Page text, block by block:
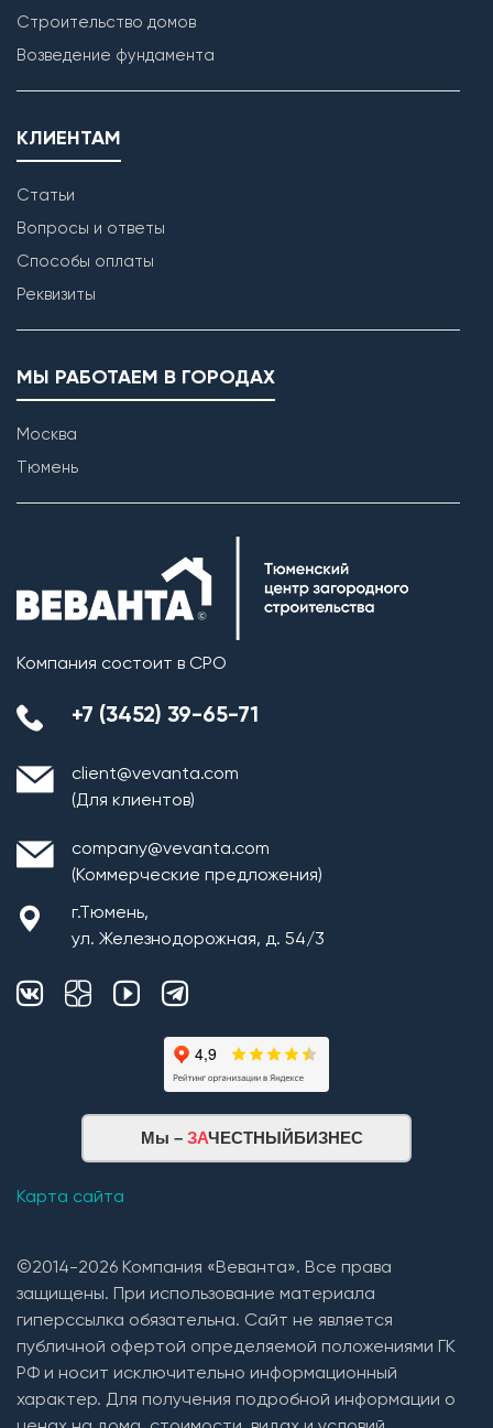
Монтаж плит перекрытия
Кровельная система
1. Монтаж стропильной системы из пиломатериала
хвойных пород естественной влажности;
(Технониколь, Дёке) и Металлочерепицы (в
зависимости от проекта и предпочтений Заказчика).
пространства(кровельные вентили);
постирочная, котельная, кухонная зона, гараж,
погреб) с монтажом кровельных вент.выходов и
Строительство домов
Возведение фундамента
КЛИЕНТАМ
Статьи
Вопросы и ответы
Способы оплаты
Реквизиты
МЫ РАБОТАЕМ В ГОРОДАХ
Москва
Тюмень
Компания состоит в СРО
+7 (3452) 39-65-71
client@vevanta.com
(Для клиентов)
company@vevanta.com
(Коммерческие предложения)
г.Тюмень,
ул. Железнодорожная, д. 54/3
Мы – ЗАЧЕСТНЫЙБИЗНЕС
Карта сайта
©2014-2026 Компания «Веванта». Все права
защищены. При использование материала
гиперссылка обязательна. Сайт не является
публичной офертой определяемой положениями ГК
РФ и носит исключительно информационный
характер. Для получения подробной информации о